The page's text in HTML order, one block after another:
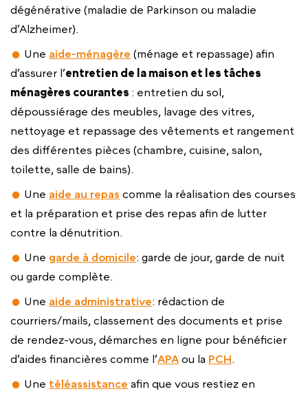
dégénérative (maladie de Parkinson ou maladie
d’Alzheimer).
Une aide-ménagère (ménage et repassage) afin
d’assurer l’entretien de la maison et les tâches
ménagères courantes : entretien du sol,
dépoussiérage des meubles, lavage des vitres,
nettoyage et repassage des vêtements et rangement
des différentes pièces (chambre, cuisine, salon,
toilette, salle de bains).
Une aide au repas comme la réalisation des courses
et la préparation et prise des repas afin de lutter
contre la dénutrition.
Une garde à domicile: garde de jour, garde de nuit
ou garde complète.
Une aide administrative: rédaction de
courriers/mails, classement des documents et prise
de rendez-vous, démarches en ligne pour bénéficier
d’aides financières comme l’APA ou la PCH.
Une téléassistance afin que vous restiez en